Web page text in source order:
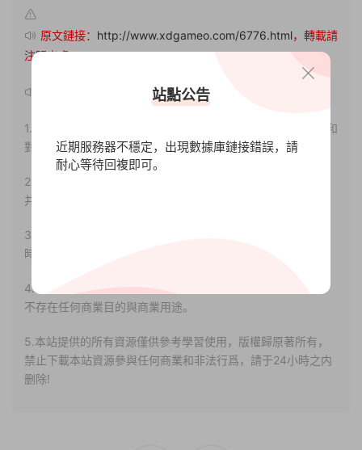
原文鏈接： http://www.xdgameo.com/6776.html，轉載請
注明出處。
1.本站部分内容轉載自其它媒體，但并不代表本站贊同其觀點和
對其真實性負責。
2.若您需要商業運營或用于其他商業活動，請您購買正版授權
并合法使用。
3.如果本站有侵犯、不妥之處的資源，請聯系我們。将會第一
時間解決！
4.本站部分内容均由互聯網收集整理，僅供大家參考、學習，
不存在任何商業目的與商業用途。
5.本站提供的所有資源僅供參考學習使用，版權歸原著所有，
禁止下載本站資源參與任何商業和非法行爲，請于24小時之内
删除!
站點公告
近期服務器不穩定，出現數據庫鏈接錯誤，請
耐心等待回複即可。